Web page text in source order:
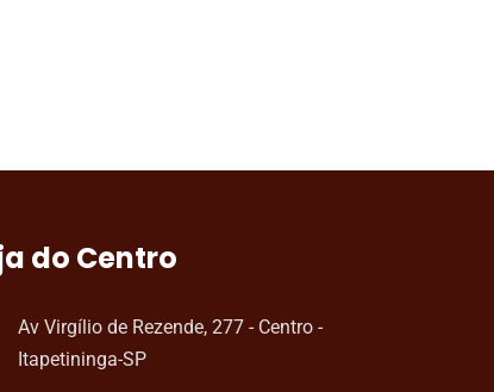
do Centro
Av Virgílio de Rezende, 277 - Centro -
Itapetininga-SP